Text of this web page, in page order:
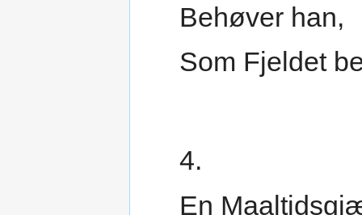
Behøver han,
Som Fjeldet
4.
En